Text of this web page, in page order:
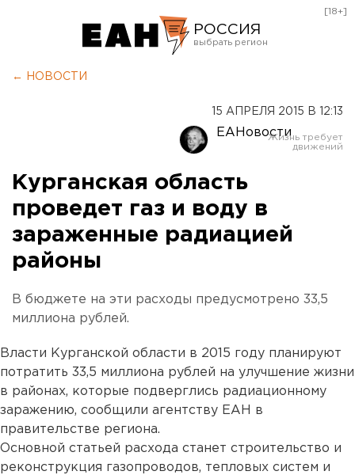
РОССИЯ
Оренбург
[18+]
← НОВОСТИ
15 АПРЕЛЯ 2015 В 12:13
ЕАНовости
Курганская область
проведет газ и воду в
зараженные радиацией
районы
В бюджете на эти расходы предусмотрено 33,5
миллиона рублей.
Власти Курганской области в 2015 году планируют
потратить 33,5 миллиона рублей на улучшение жизни
в районах, которые подверглись радиационному
заражению, сообщили агентству ЕАН в
правительстве региона.
Основной статьей расхода станет строительство и
реконструкция газопроводов, тепловых систем и